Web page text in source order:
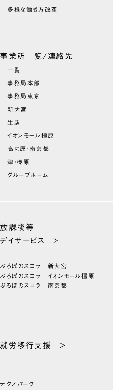
多様な働き方改革
事業所一覧/連絡先
一覧
事務局本部
事務局東京
新大宮
生駒
イオンモール橿原
高の原・南京都
津・榛原
グループホーム
放課後等
デイサービス >
ぷろぼのスコラ 新大宮
ぷろぼのスコラ イオンモール橿原
ぷろぼのスコラ 南京都
就労移行支援 >
テクノパーク